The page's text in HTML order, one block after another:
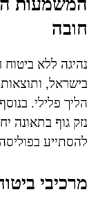
חובה
נהיגה ללא
בישראל,
הליך פלילי.
נזק גוף בתאונה
להסתייע
מרכיבי